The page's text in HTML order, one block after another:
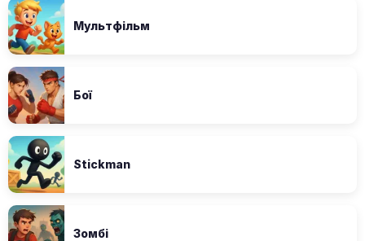
Мультфільм
Бої
Stickman
Зомбі